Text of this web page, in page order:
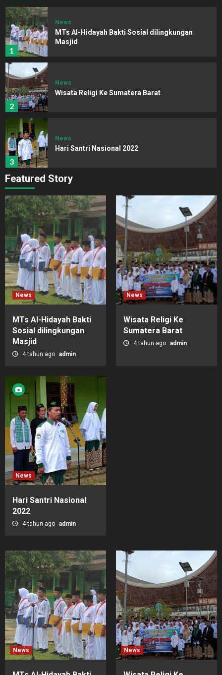
1
News
MTs Al-Hidayah Bakti Sosial dilingkungan
Masjid
2
News
Wisata Religi Ke Sumatera Barat
3
News
Hari Santri Nasional 2022
Featured Story
News
MTs Al-Hidayah Bakti
Sosial dilingkungan
Masjid
4 tahun ago admin
News
Wisata Religi Ke
Sumatera Barat
4 tahun ago admin
News
Hari Santri Nasional
2022
4 tahun ago admin
News News